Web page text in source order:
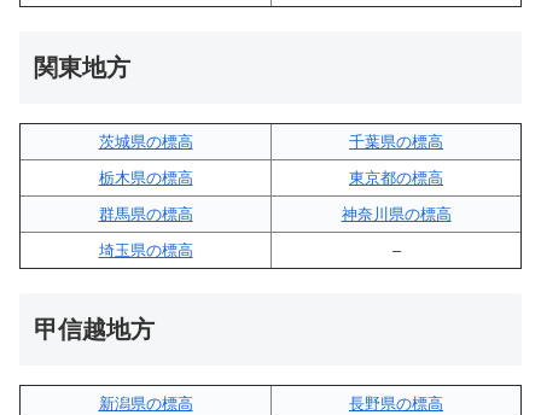
関東地方
茨城県の標高
千葉県の標高
栃木県の標高
東京都の標高
群馬県の標高
神奈川県の標高
埼玉県の標高
–
甲信越地方
新潟県の標高
長野県の標高